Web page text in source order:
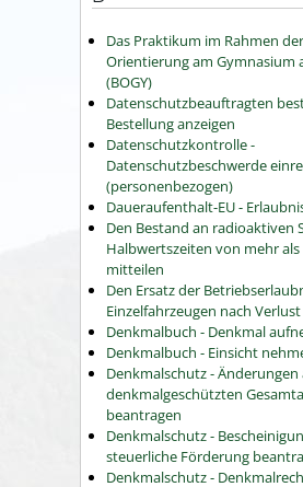
Das Praktikum im Rahmen
Orientierung am Gymnasium
(BOGY)
Datenschutzbeauftragten
Bestellung anzeigen
Datenschutzkontrolle -
Datenschutzbeschwerde
(personenbezogen)
Daueraufenthalt-EU -
Den Bestand an radioaktiven
Halbwertszeiten von mehr als
mitteilen
Den Ersatz der
Einzelfahrzeugen nach
Denkmalbuch - Denkmal
Denkmalbuch - Einsicht
Denkmalschutz - Änderungen
denkmalgeschützten
beantragen
Denkmalschutz -
steuerliche Förderung
Denkmalschutz -